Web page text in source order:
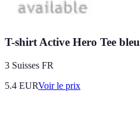
T-shirt Active Hero Tee bleu
3 Suisses FR
5.4 EURVoir le prix